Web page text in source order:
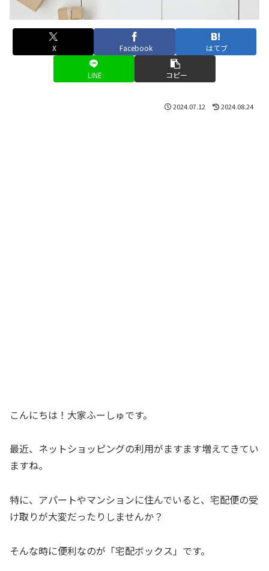
X Facebook はてブ
LINE コピー
2024.07.12 2024.08.24
こんにちは！大家ふーしゅです。
最近、ネットショッピングの利用がますます増えてきてい
ますね。
特に、アパートやマンションに住んでいると、宅配便の受
け取りが大変だったりしませんか？
そんな時に便利なのが「宅配ボックス」です。